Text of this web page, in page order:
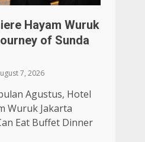
Hayam Wuruk
of Sunda
7, 2026
Agustus, Hotel
Wuruk Jakarta
Eat Buffet Dinner